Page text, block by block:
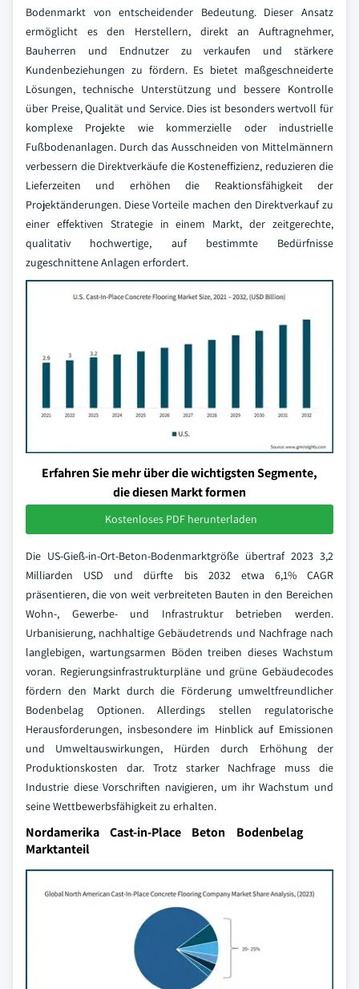
Bodenmarkt von entscheidender Bedeutung. Dieser Ansatz
ermöglicht es den Herstellern, direkt an Auftragnehmer,
Bauherren und Endnutzer zu verkaufen und stärkere
Kundenbeziehungen zu fördern. Es bietet maßgeschneiderte
Lösungen, technische Unterstützung und bessere Kontrolle
über Preise, Qualität und Service. Dies ist besonders wertvoll für
komplexe Projekte wie kommerzielle oder industrielle
Fußbodenanlagen. Durch das Ausschneiden von Mittelmännern
verbessern die Direktverkäufe die Kosteneffizienz, reduzieren die
Lieferzeiten und erhöhen die Reaktionsfähigkeit der
Projektänderungen. Diese Vorteile machen den Direktverkauf zu
einer effektiven Strategie in einem Markt, der zeitgerechte,
qualitativ hochwertige, auf bestimmte Bedürfnisse
zugeschnittene Anlagen erfordert.
Erfahren Sie mehr über die wichtigsten Segmente,
die diesen Markt formen
Kostenloses PDF herunterladen
Die US-Gieß-in-Ort-Beton-Bodenmarktgröße übertraf 2023 3,2
Milliarden USD und dürfte bis 2032 etwa 6,1% CAGR
präsentieren, die von weit verbreiteten Bauten in den Bereichen
Wohn-, Gewerbe- und Infrastruktur betrieben werden.
Urbanisierung, nachhaltige Gebäudetrends und Nachfrage nach
langlebigen, wartungsarmen Böden treiben dieses Wachstum
voran. Regierungsinfrastrukturpläne und grüne Gebäudecodes
fördern den Markt durch die Förderung umweltfreundlicher
Bodenbelag Optionen. Allerdings stellen regulatorische
Herausforderungen, insbesondere im Hinblick auf Emissionen
und Umweltauswirkungen, Hürden durch Erhöhung der
Produktionskosten dar. Trotz starker Nachfrage muss die
Industrie diese Vorschriften navigieren, um ihr Wachstum und
seine Wettbewerbsfähigkeit zu erhalten.
Nordamerika Cast-in-Place Beton Bodenbelag
Marktanteil